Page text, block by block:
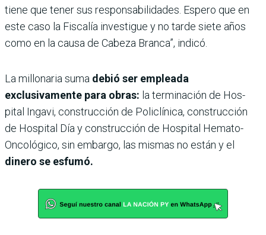
tiene que tener sus responsabilidades. Espero que en
este caso la Fiscalía investigue y no tarde siete años
como en la causa de Cabeza Branca”, indicó.
La millonaria suma debió ser empleada
exclusivamente para obras: la terminación de Hos­
pital Ingavi, construcción de Policlínica, construcción
de Hospital Día y construcción de Hospital Hema­to-
Oncológico, sin embargo, las mismas no están y el
dinero se esfumó.